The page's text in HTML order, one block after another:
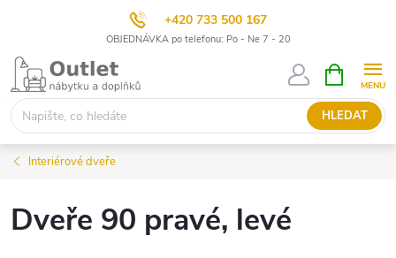
+420 733 500 167
OBJEDNÁVKA po telefonu: Po - Ne 7 - 20
Přejít
obsah
HLEDAT
NÁKUPNÍ
KOŠÍK
Interiérové dveře
Dveře 90 pravé, levé